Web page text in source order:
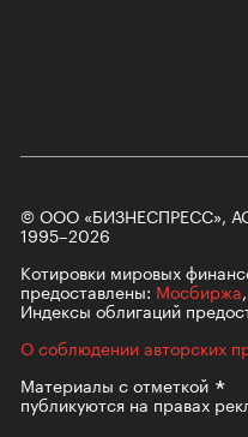
© ООО «БИЗНЕСПРЕСС»,
1995–2026
Котировки мировых
предоставлены: Мосбиржа,
Индексы облигаций
О соблюдении авторских
Материалы сотметкой
публикуются на правах